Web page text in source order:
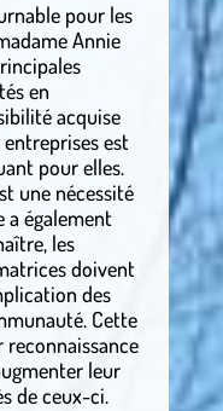
pour les
Annie
en
acquise
est
pour elles.
une nécessité
a également
les
doivent
des
Cette
leur
de ceux-ci.